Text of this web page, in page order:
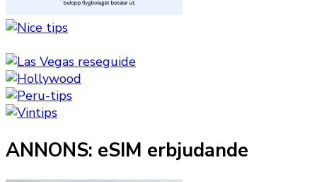
ANNONS: eSIM erbjudande